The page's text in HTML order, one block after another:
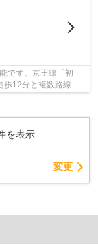
です。京王線「初
歩12分と複数路線が
を表示
変更